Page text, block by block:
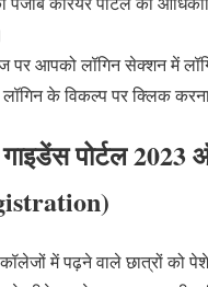
पर आपको लॉगिन सेक्शन में
के विकल्प पर क्लिक
गाइडेंस पोर्टल
में पढ़ने वाले छात्रों को